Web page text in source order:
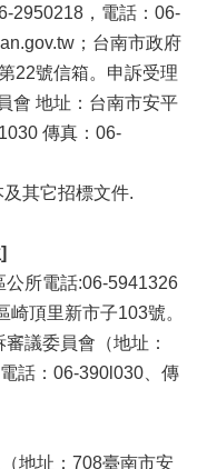
2950218，電話：06-
；台南市政府
22號信箱。申訴受理
會 地址：台南市安平
傳真：06-
其它招標文件.
公所電話:06-5941326
頂里新市子103號。
議委員會（地址：
話：06-390l030、傳
地址：708臺南市安